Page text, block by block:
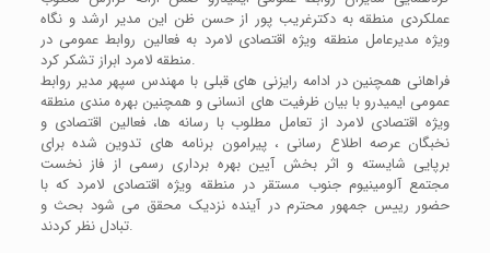
عملکردی منطقه به دکترغریب پور از حسن ظن این مدیر ارشد و نگاه
ویژه مدیرعامل منطقه ویژه اقتصادی لامرد به فعالین روابط عمومی در
منطقه لامرد ابراز تشکر کرد.
فراهانی همچنین در ادامه رایزنی های قبلی با مهندس سپهر مدیر روابط
عمومی ایمیدرو با بیان ظرفیت های انسانی و همچنین بهره مندی منطقه
ویژه اقتصادی لامرد از تعامل مطلوب با رسانه ها، فعالین اقتصادی و
نخبگان عرصه اطلاع رسانی ، پیرامون برنامه های تدوین شده برای
برپایی شایسته و اثر بخش آیین بهره برداری رسمی از فاز نخست
مجتمع آلومینیوم جنوب مستقر در منطقه ویژه اقتصادی لامرد که با
حضور رییس جمهور محترم در آینده نزدیک محقق می شود بحث و
تبادل نظر کردند.